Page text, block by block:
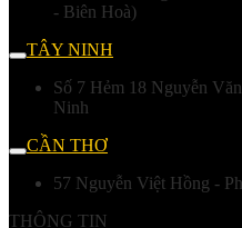
- Biên Hoà)
TÂY NINH
Số 7 Hẻm 18 Nguyễn
Ninh
CẦN THƠ
57 Nguyễn Việt Hồng -
THÔNG TIN